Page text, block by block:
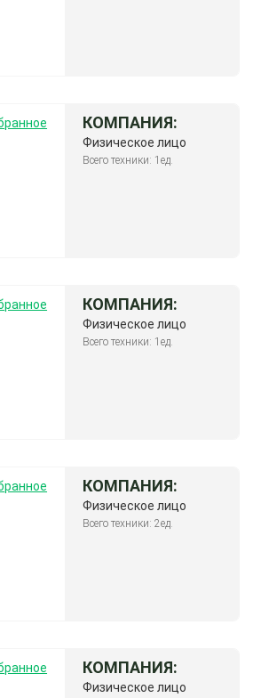
КОМПАНИЯ:
Физическое лицо
Всего техники: 1ед.
КОМПАНИЯ:
Физическое лицо
Всего техники: 1ед.
КОМПАНИЯ:
Физическое лицо
Всего техники: 2ед.
КОМПАНИЯ:
Физическое лицо